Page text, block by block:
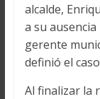
alcalde,
a su
gerente
definió el
Al finalizar la